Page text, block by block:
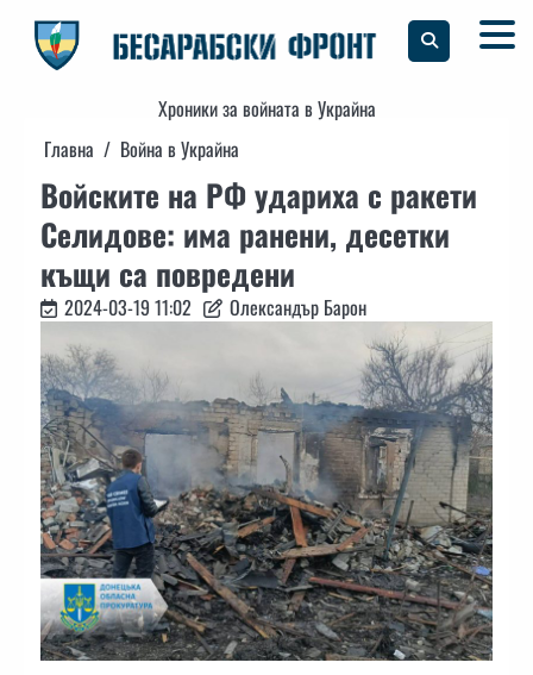
content
Хроники за войната в Украйна
Главна
Война в Украйна
Войските на РФ удариха с ракети
Селидове: има ранени, десетки
къщи са повредени
2024-03-19 11:02 Олександър Барон